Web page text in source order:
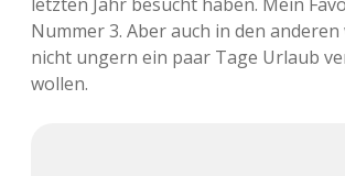
Visuelles
Adventskalender 2013
Nummer 3. Aber auch in den anderen
nicht ungern ein paar Tage Urlaub
wollen.